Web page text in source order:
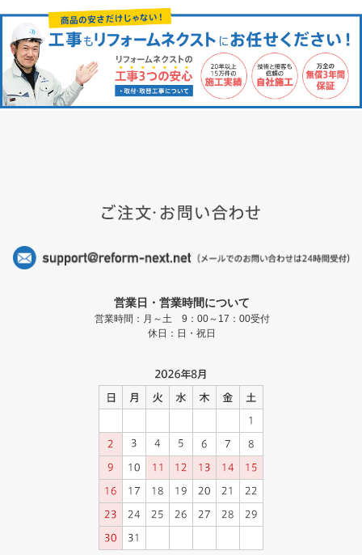
営業日・営業時間について
営業時間：月～土 9：00～17：00受付
休日：日・祝日